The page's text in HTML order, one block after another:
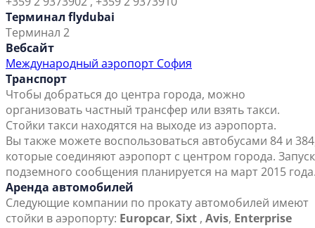
Терминал flydubai
Терминал 2
Вебсайт
Международный аэропорт София
Транспорт
Чтобы добраться до центра города, можно
организовать частный трансфер или взять такси.
Стойки такси находятся на выходе из аэропорта.
Вы также можете воспользоваться автобусами 84 и
которые соединяют аэропорт с центром города. Запуск
подземного сообщения планируется на март 2015
Аренда автомобилей
Следующие компании по прокату автомобилей имеют
стойки в аэропорту: Europcar, Sixt , Avis, Enterprise